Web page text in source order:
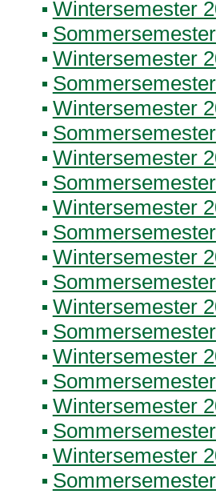
Wintersemester
Wintersemester
Wintersemester
Wintersemester
Wintersemester
Wintersemester
Wintersemester
Wintersemester
Wintersemester
Wintersemester